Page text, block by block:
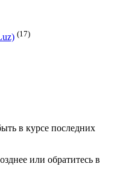
(17)
в курсе последних
или обратитесь в